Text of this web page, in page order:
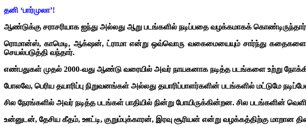
தனி ‘பார்முலா’!
ஆண்டுக்கு சராசரியாக ஐந்து அல்லது ஆறு படங்களில் நடிப்பதை வழக்கமாகக் கொண்டிருந்தார்
ரொமான்ஸ், காமெடி, ஆக்‌ஷன், ட்ராமா என்று ஒவ்வொரு வகைமையையும் சார்ந்து
செயல்படுத்தி வந்தார்.
எண்பதுகள் முதல் 2000-வது ஆண்டு வரையில் அவர் நாயகனாக நடித்த படங்களை உற்று
போலவே, பெரிய தயாரிப்பு நிறுவனங்கள் அல்லது தயாரிப்பாளர்களின் படங்களில் மட்டுமே
சில நேரங்களில் அவர் நடித்த படங்கள் பாதியில் நின்று போயிருக்கின்றன. சில படங்களின்
உன்னுடன், தேசிய கீதம், ஊட்டி, குறும்புக்காரன், இரவு சூரியன் என்று வழக்கத்திற்கு